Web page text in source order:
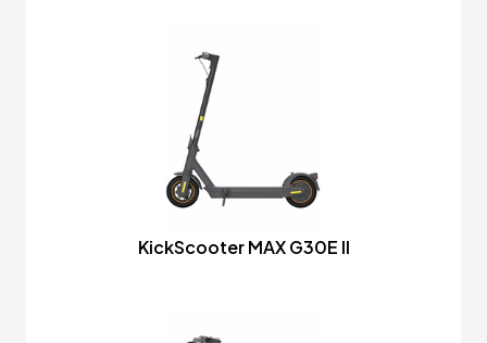
KickScooter MAX G30E II